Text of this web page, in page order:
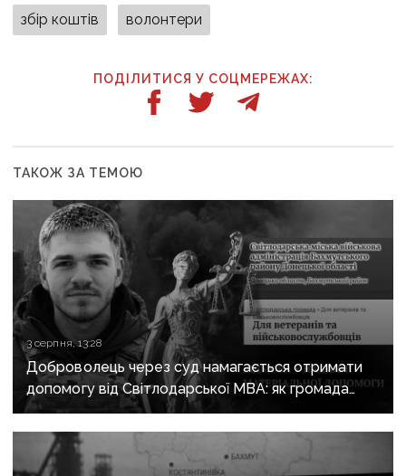
збір коштів волонтери
ПОДІЛИТИСЯ У СОЦМЕРЕЖАХ:
ТАКОЖ ЗА ТЕМОЮ
3 серпня, 13:28
Доброволець через суд намагається отримати
допомогу від Світлодарської МВА: як громада
руйнує довіру до влади